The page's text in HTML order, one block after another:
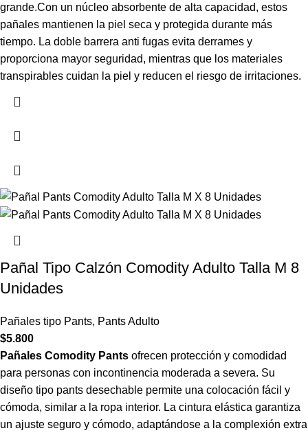
grande.Con un núcleo absorbente de alta capacidad, estos
pañales mantienen la piel seca y protegida durante más
tiempo. La doble barrera anti fugas evita derrames y
proporciona mayor seguridad, mientras que los materiales
transpirables cuidan la piel y reducen el riesgo de irritaciones.
Pañal Tipo Calzón Comodity Adulto Talla M 8
Unidades
Pañales tipo Pants, Pants Adulto
$5.800
Pañales Comodity Pants ofrecen protección y comodidad
para personas con incontinencia moderada a severa. Su
diseño tipo pants desechable permite una colocación fácil y
cómoda, similar a la ropa interior. La cintura elástica garantiza
un ajuste seguro y cómodo, adaptándose a la complexión extra